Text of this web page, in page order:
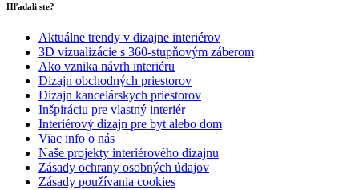
Hľadali ste?
Aktuálne trendy v dizajne interiérov
3D vizualizácie s 360-stupňovým záberom
Ako vznika návrh interiéru
Dizajn obchodných priestorov
Dizajn kancelárskych priestorov
Inšpiráciu pre vlastný interiér
Interiérový dizajn pre byt alebo dom
Viac info o nás
Naše projekty interiérového dizajnu
Zásady ochrany osobných údajov
Zásady používania cookies